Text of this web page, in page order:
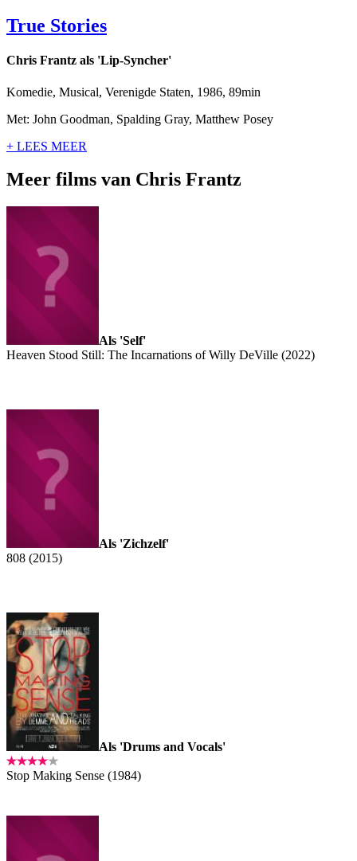
True Stories
Chris Frantz als 'Lip-Syncher'
Komedie, Musical, Verenigde Staten, 1986, 89min
Met: John Goodman, Spalding Gray, Matthew Posey
+ LEES MEER
Meer films van Chris Frantz
Als 'Self'
Heaven Stood Still: The Incarnations of Willy DeVille (2022)
Als 'Zichzelf'
808 (2015)
Als 'Drums and Vocals'
Stop Making Sense (1984)